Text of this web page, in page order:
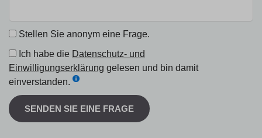
Stellen Sie anonym eine Frage.
Ich habe die Datenschutz- und
Einwilligungserklärung gelesen und bin damit
einverstanden.
SENDEN SIE EINE FRAGE